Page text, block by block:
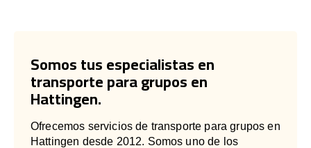
Somos tus especialistas en
transporte para grupos en
Hattingen.
Ofrecemos servicios de transporte para grupos en
Hattingen desde 2012. Somos uno de los